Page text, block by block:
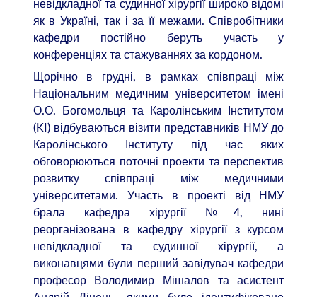
невідкладної та судинної хірургії широко відомі
як в Україні, так і за її межами. Співробітники
кафедри постійно беруть участь у
конференціях та стажуваннях за кордоном.
Щорічно в грудні, в рамках співпраці між
Національним медичним університетом імені
О.О. Богомольця та Каролінським Інститутом
(KI) відбуваються візити представників НМУ до
Каролінського Інституту під час яких
обговорюються поточні проекти та перспектив
розвитку співпраці між медичними
університетами. Участь в проекті від НМУ
брала кафедра хірургії №4, нині
реорганізована в кафедру хірургії з курсом
невідкладної та судинної хірургії, а
виконавцями були перший завідувач кафедри
професор Володимир Мішалов та асистент